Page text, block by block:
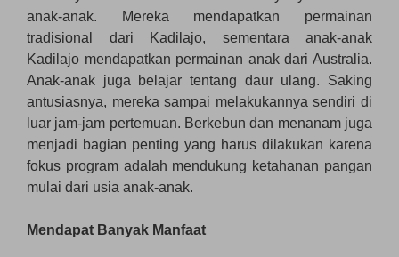
anak-anak. Mereka mendapatkan permainan
tradisional dari Kadilajo, sementara anak-anak
Kadilajo mendapatkan permainan anak dari Australia.
Anak-anak juga belajar tentang daur ulang. Saking
antusiasnya, mereka sampai melakukannya sendiri di
luar jam-jam pertemuan. Berkebun dan menanam juga
menjadi bagian penting yang harus dilakukan karena
fokus program adalah mendukung ketahanan pangan
mulai dari usia anak-anak.
Mendapat Banyak Manfaat